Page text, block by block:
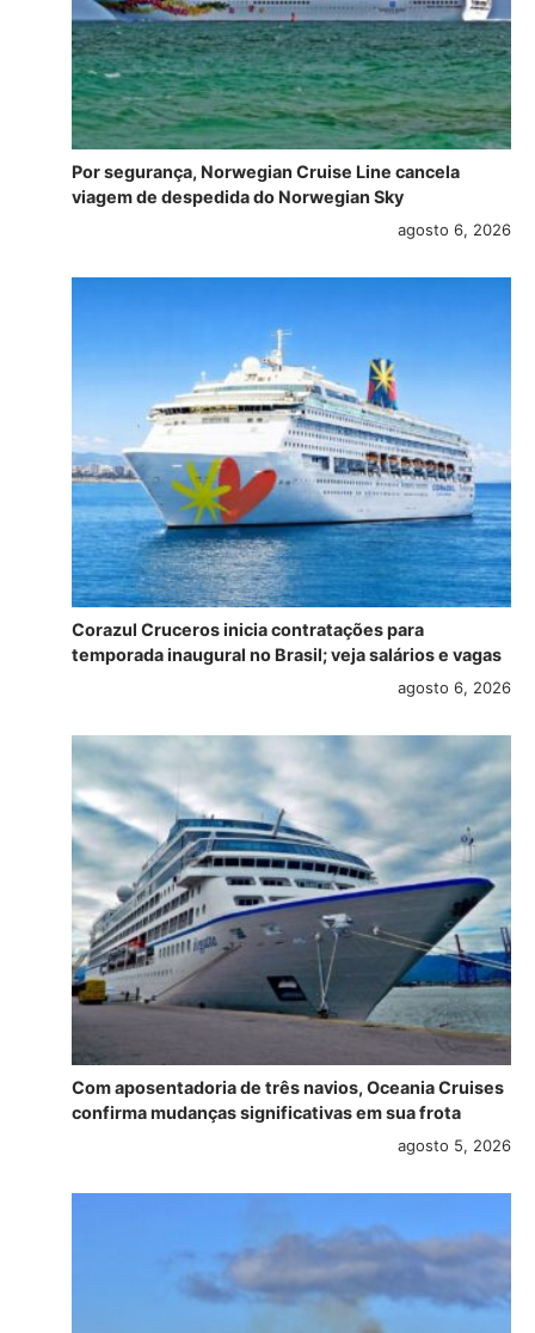
Por segurança, Norwegian Cruise Line cancela
viagem de despedida do Norwegian Sky
agosto 6, 2026
Corazul Cruceros inicia contratações para
temporada inaugural no Brasil; veja salários e vagas
agosto 6, 2026
Com aposentadoria de três navios, Oceania Cruises
confirma mudanças significativas em sua frota
agosto 5, 2026